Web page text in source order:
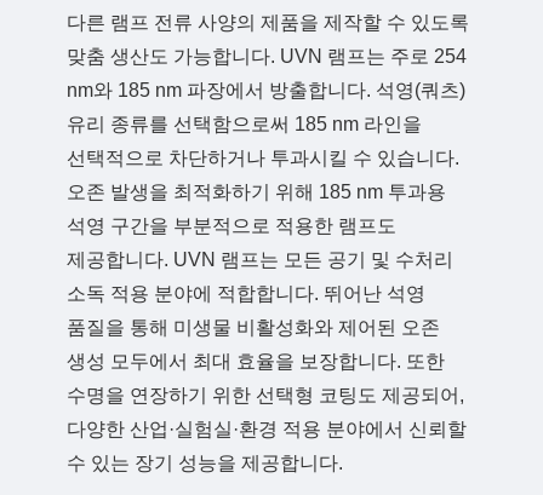
다운로드
도움이 필요하십니까? 연락처 :
Phone: +82 02-6369-9183
이메일: Ljh0302@gmail.com
도움이 필요하십니까? 연락처 :
Phone: +82 02-6369-9183
이메일: Ljh0302@gmail.com
다른 램프 전류 사양의 제품을 제작할 수 있도록
맞춤 생산도 가능합니다. UVN 램프는 주로 254
nm와 185 nm 파장에서 방출합니다. 석영(쿼츠)
유리 종류를 선택함으로써 185 nm 라인을
선택적으로 차단하거나 투과시킬 수 있습니다.
오존 발생을 최적화하기 위해 185 nm 투과용
석영 구간을 부분적으로 적용한 램프도
제공합니다. UVN 램프는 모든 공기 및 수처리
소독 적용 분야에 적합합니다. 뛰어난 석영
품질을 통해 미생물 비활성화와 제어된 오존
생성 모두에서 최대 효율을 보장합니다. 또한
수명을 연장하기 위한 선택형 코팅도 제공되어,
다양한 산업·실험실·환경 적용 분야에서 신뢰할
수 있는 장기 성능을 제공합니다.